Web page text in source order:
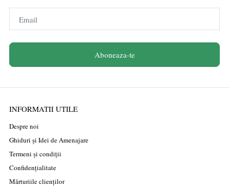
Email
Aboneaza-te
INFORMATII UTILE
Despre noi
Ghiduri și Idei de Amenajare
Termeni și condiții
Confidențialitate
Mărturiile clienților